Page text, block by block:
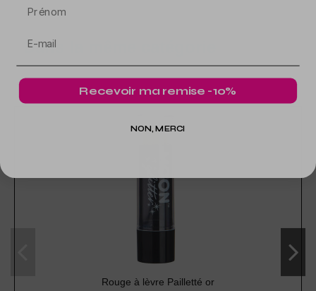
Dans la même catégorie
Rouge à lèvre Pailletté or
Recevoir ma remise -10%
NON, MERCI